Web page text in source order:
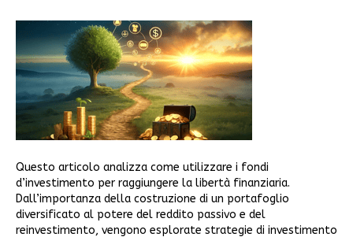
Questo articolo analizza come utilizzare i fondi
d’investimento per raggiungere la libertà finanziaria.
Dall’importanza della costruzione di un portafoglio
diversificato al potere del reddito passivo e del
reinvestimento, vengono esplorate strategie di investimento